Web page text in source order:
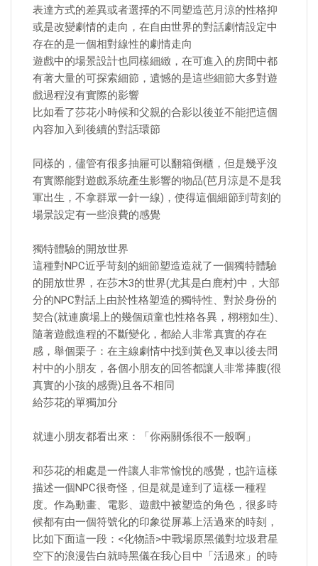
表達方式的差異或者選擇的不同塑造芭月涼的性格抑
或是改變劇情的走向，在自由世界的對話劇情設定中
存在的是一個相對線性的劇情走向
遊戲中的場景設計也同樣細緻，在可進入的房間中都
有著大量的可探索細節，遺憾的是這些細節大多對遊
戲過程沒有實際的影響
比如看了莎花小時候和父親的合影以後並不能把這個
內容加入到後續的對話環節
同樣的，儘管有很多抽屜可以翻箱倒櫃，但是幾乎沒
有實際能對遊戲系統產生影響的物品(芭月涼是不是我
軍出生，不拿群眾一針一線)，使得這個細節到苛刻的
場景設定有一些浪費的感覺
獨特體驗的開放世界
這種對NPC近乎苛刻的細節塑造造就了一個獨特體驗
的開放世界，在莎木3的世界(尤其是白鹿村)中，大部
分的NPC對話上由於性格塑造的獨特性、對於身份的
契合(就連廣場上的幾個頑童也性格各異，栩栩如生)、
隨著遊戲進程的不斷變化，都給人非常真實的存在
感，舉個栗子：在主線劇情中找到黃色叉車以後去問
村中的小朋友，各個小朋友的回答都讓人非常捧腹(很
真實的小孩的感覺)且各不相同
給莎花的單獨加分
就連小朋友都看出來：「你兩關係很不一般啊」
和莎花的相處是一件讓人非常愉悅的感覺，也許這樣
描述一個NPC很奇怪，但是就是達到了這樣一種程
度。作為動畫、電影、遊戲中被塑造的角色，很多時
候都有由一個符號化的印象從屏幕上活過來的時刻，
比如下面這一段：<化物語>中戰場原黑儀對垃圾君星
空下的浪漫告白就時黑儀在我心目中「活過來」的時